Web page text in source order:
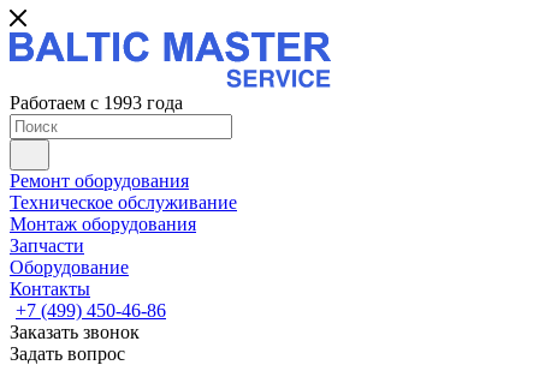
Работаем с 1993 года
Ремонт оборудования
Техническое обслуживание
Монтаж оборудования
Запчасти
Оборудование
Контакты
+7 (499) 450-46-86
Заказать звонок
Задать вопрос